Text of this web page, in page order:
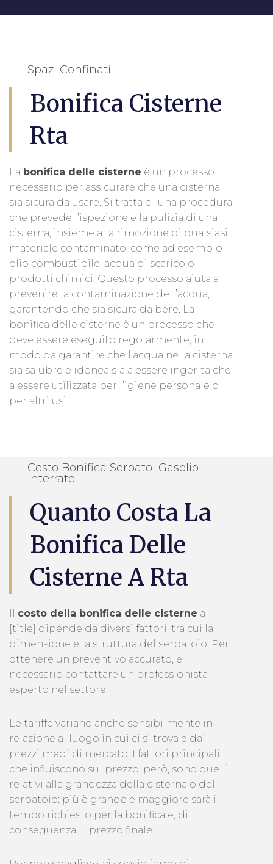
Spazi Confinati
Bonifica Cisterne
Rta
La bonifica delle cisterne è un processo
necessario per assicurare che una cisterna
sia sicura da usare. Si tratta di una procedura
che prevede l’ispezione e la pulizia di una
cisterna, insieme alla rimozione di qualsiasi
materiale contaminato, come ad esempio
olio combustibile, acqua di scarico o
prodotti chimici. Questo processo aiuta a
prevenire la contaminazione dell’acqua,
garantendo che sia sicura da bere. La
bonifica delle cisterne è un processo che
deve essere eseguito regolarmente, in
modo da garantire che l’acqua nella cisterna
sia salubre e idonea sia a essere ingerita che
a essere utilizzata per l’igiene personale o
per altri usi.
Costo Bonifica Serbatoi Gasolio
Interrate
Quanto Costa La
Bonifica Delle
Cisterne A Rta
Il costo della bonifica delle cisterne a
[title] dipende da diversi fattori, tra cui la
dimensione e la struttura del serbatoio. Per
ottenere un preventivo accurato, è
necessario contattare un professionista
esperto nel settore.
Le tariffe variano anche sensibilmente in
relazione al luogo in cui ci si trova e dai
prezzi medi di mercato. I fattori principali
che influiscono sul prezzo, però, sono quelli
relativi alla grandezza della cisterna o del
serbatoio: più è grande e maggiore sarà il
tempo richiesto per la bonifica e, di
conseguenza, il prezzo finale.